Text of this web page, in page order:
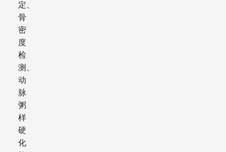
定、
骨
密
度
检
测、
动
脉
粥
样
硬
化